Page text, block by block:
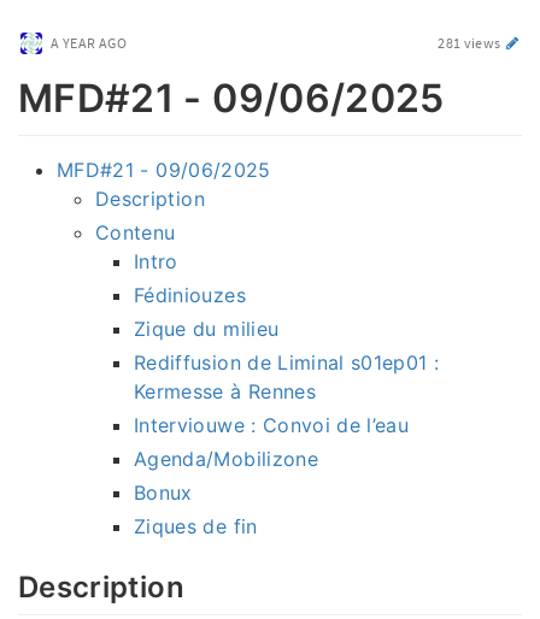
A YEAR AGO 281 views
MFD#21 - 09/06/2025
MFD#21 - 09/06/2025
Description
Contenu
Intro
Fédiniouzes
Zique du milieu
Rediffusion de Liminal s01ep01 :
Kermesse à Rennes
Interviouwe : Convoi de l’eau
Agenda/Mobilizone
Bonux
Ziques de fin
Description